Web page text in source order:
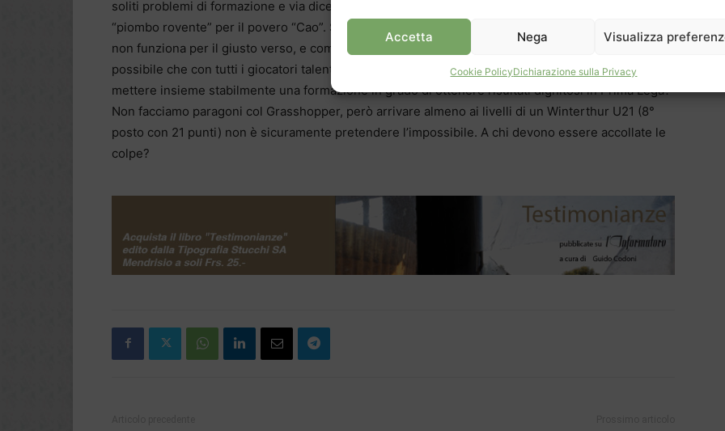
Accetta Nega Visualizza
Cookie PolicyDichiarazione sulla Privacy
soliti problemi di formazione e via dicendo. Problemi che, a giudicare dai risultati, sono diventati
“piombo rovente” per il povero “Cao”. Significa, probabilmente che, al di là di tutto, qualcosa che
non funziona per il giusto verso, e come dovrebbe, c’è nella “maison tessinoise”. Una domanda:
possibile che con tutti i giocatori talentuosi che abbiamo non riusciamo – a livello giovanile – a
mettere insieme stabilmente una formazione in grado di ottenere risultati dignitosi in Prima Lega?
Non facciamo paragoni col Grasshopper, però arrivare almeno ai livelli di un Winterthur U21 (8°
posto con 21 punti) non è sicuramente pretendere l’impossibile. A chi devono essere accollate le
colpe?